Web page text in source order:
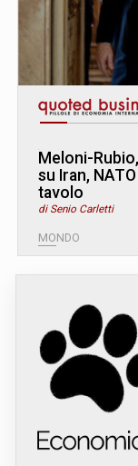
Meloni-
su Iran,
tavolo
di Senio Carletti
MONDO